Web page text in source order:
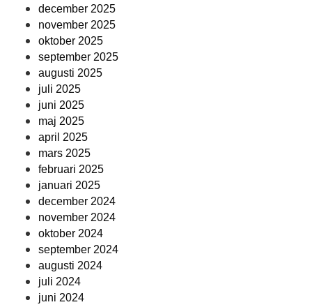
december 2025
november 2025
oktober 2025
september 2025
augusti 2025
juli 2025
juni 2025
maj 2025
april 2025
mars 2025
februari 2025
januari 2025
december 2024
november 2024
oktober 2024
september 2024
augusti 2024
juli 2024
juni 2024